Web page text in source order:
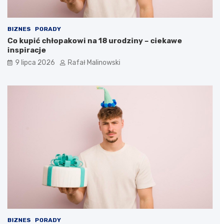
BIZNES PORADY
Co kupić chłopakowi na 18 urodziny – ciekawe
inspiracje
9 lipca 2026 Rafał Malinowski
BIZNES PORADY